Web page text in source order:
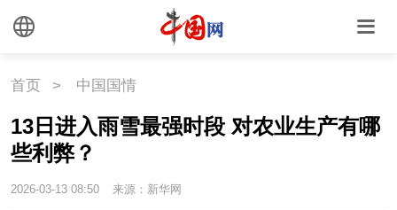
首页 > 中国国情
13日进入雨雪最强时段 对农业生产有哪
些利弊？
2026-03-13 08:50 来源：新华网